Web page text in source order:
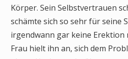
Körper. Sein Selbstvertrauen
schämte sich so sehr für seine
irgendwann gar keine Erektion
Frau hielt ihn an, sich dem